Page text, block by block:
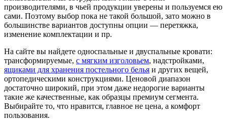
производителями, в чьей продукции уверены и пользуемся ею
сами. Поэтому выбор пока не такой большой, зато можно в
большинстве вариантов доступны опции — перетяжка,
изменение комплектации и пр.
На сайте вы найдете односпальные и двуспальные кровати:
трансформируемые, с мягким изголовьем, надстройками,
ящиками для хранения постельного белья и других вещей,
ортопедическими конструкциями. Ценовой диапазон
достаточно широкий, при этом даже недорогие варианты
такие же качественные, как образцы премиум сегмента.
Выбирайте то, что нравится, главное не цена, а комфорт
пользования.